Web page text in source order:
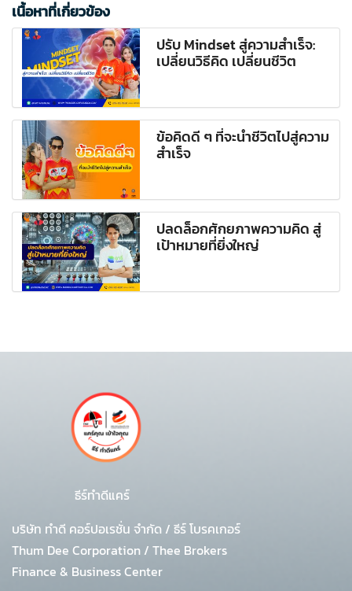
เนื้อหาที่เกี่ยวข้อง
ปรับ Mindset สู่ความสำเร็จ:
เปลี่ยนวิธีคิด เปลี่ยนชีวิต
ข้อคิดดี ๆ ที่จะนำชีวิตไปสู่ความ
สำเร็จ
ปลดล็อกศักยภาพความคิด สู่
เป้าหมายที่ยิ่งใหญ่
ธีร์ทำดีแคร์
บริษัท ทำดี คอร์ปอเรชั่น จำกัด / ธีร์ โบรคเกอร์
Thum Dee Corporation / Thee Brokers
Finance & Business Center